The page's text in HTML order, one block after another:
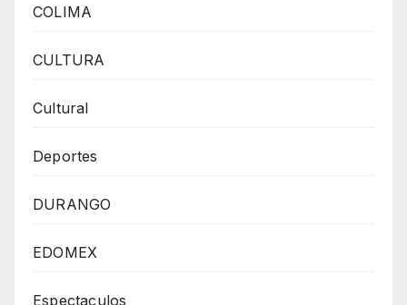
COLIMA
CULTURA
Cultural
Deportes
DURANGO
EDOMEX
Espectaculos